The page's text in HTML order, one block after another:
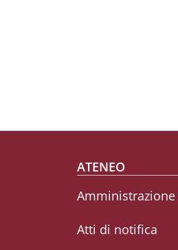
Footer
ATENEO
Atti di notifica